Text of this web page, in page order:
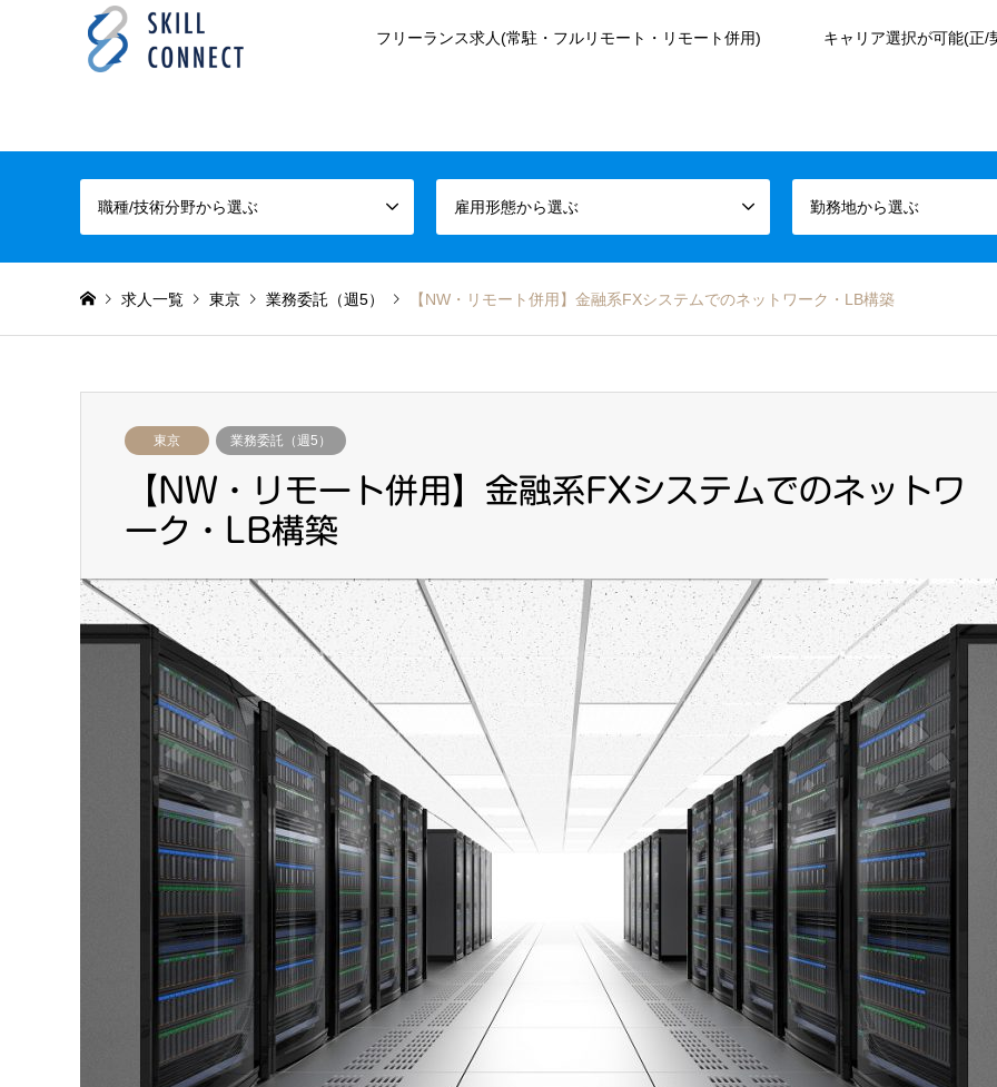
フリーランス求人(常駐・フルリモート・リモート併用) キャリア選択が可能(正/
職種/技術分野から選ぶ 雇用形態から選ぶ 勤務地から選ぶ
求人一覧 東京 業務委託（週5） 【NW・リモート併用】金融系FXシステムでのネットワーク・LB構築
東京 業務委託（週5）
【NW・リモート併用】金融系FXシステムでのネットワ
ーク・LB構築